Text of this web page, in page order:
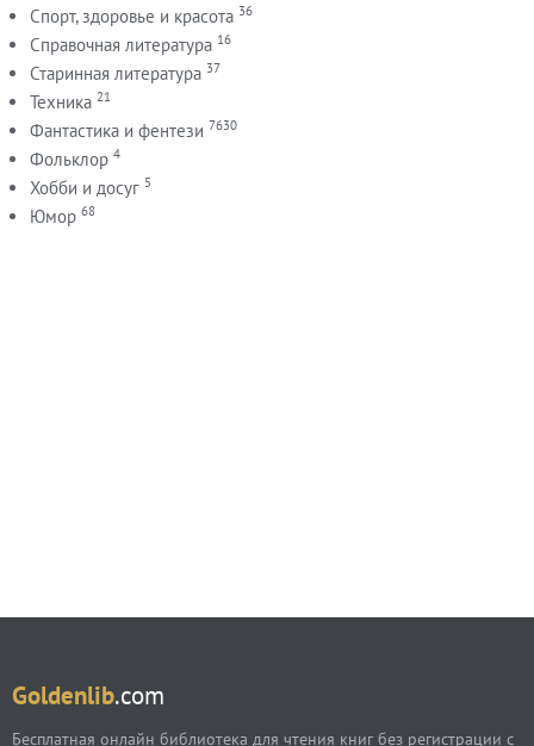
Спорт, здоровье и красота 36
Справочная литература 16
Старинная литература 37
Техника 21
Фантастика и фентези 7630
Фольклор 4
Хобби и досуг 5
Юмор 68
Goldenlib.com
Бесплатная онлайн библиотека для чтения книг без регистрации с